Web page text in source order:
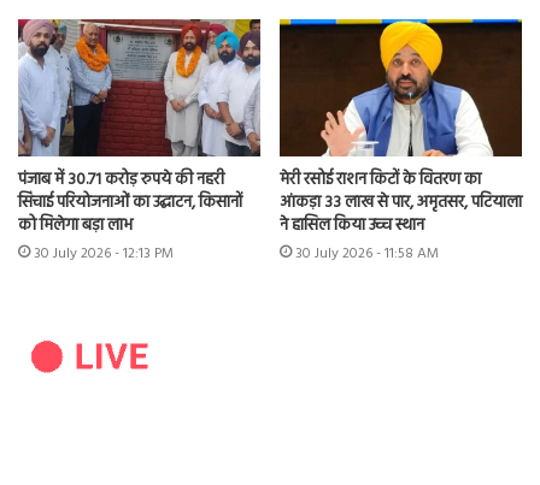
पंजाब में 30.71 करोड़ रुपये की नहरी
सिंचाई परियोजनाओं का उद्घाटन, किसानों
को मिलेगा बड़ा लाभ
30 July 2026 - 12:13 PM
मेरी रसोई राशन किटों के वितरण का
आंकड़ा 33 लाख से पार, अमृतसर, पटियाला
ने हासिल किया उच्च स्थान
30 July 2026 - 11:58 AM